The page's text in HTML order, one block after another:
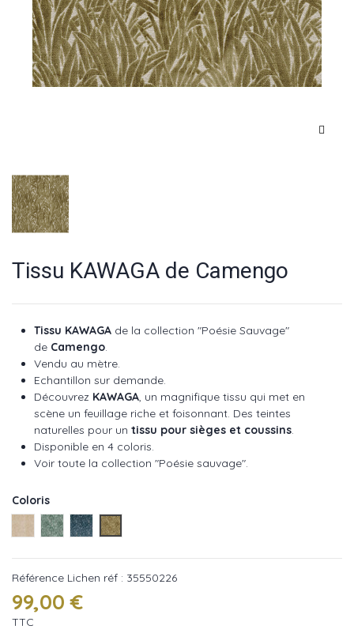
Tissu KAWAGA de Camengo
Tissu KAWAGA de la collection "Poésie Sauvage"
de Camengo
Vendu au mètre.
Echantillon sur demande.
Découvrez KAWAGA , un magnifique tissu qui met en
scène un feuillage riche et foisonnant. Des teintes
naturelles pour un tissu pour sièges et coussins
Disponible en 4 coloris.
Voir toute la collection "Poésie sauvage".
Coloris
Sable réf : 35550115
Givre réf : 35550397
Navy réf : 35550460
Lichen réf : 35550226
Référence Lichen réf : 35550226
99,00 €
TTC